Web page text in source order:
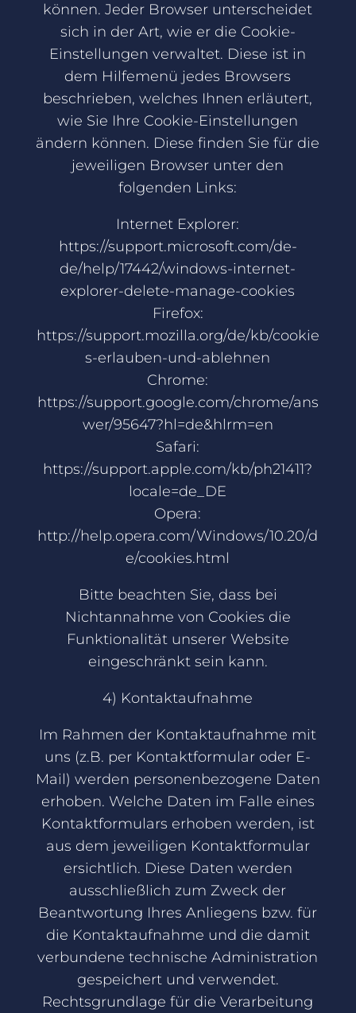
können. Jeder Browser unterscheidet
sich in der Art, wie er die Cookie-
Einstellungen verwaltet. Diese ist in
dem Hilfemenü jedes Browsers
beschrieben, welches Ihnen erläutert,
wie Sie Ihre Cookie-Einstellungen
ändern können. Diese finden Sie für die
jeweiligen Browser unter den
folgenden Links:
Internet Explorer:
https://support.microsoft.com/de-
de/help/17442/windows-internet-
explorer-delete-manage-cookies
Firefox:
https://support.mozilla.org/de/kb/cookie
s-erlauben-und-ablehnen
Chrome:
https://support.google.com/chrome/ans
wer/95647?hl=de&hlrm=en
Safari:
https://support.apple.com/kb/ph21411?
locale=de_DE
Opera:
http://help.opera.com/Windows/10.20/d
e/cookies.html
Bitte beachten Sie, dass bei
Nichtannahme von Cookies die
Funktionalität unserer Website
eingeschränkt sein kann.
4) Kontaktaufnahme
Im Rahmen der Kontaktaufnahme mit
uns (z.B. per Kontaktformular oder E-
Mail) werden personenbezogene Daten
erhoben. Welche Daten im Falle eines
Kontaktformulars erhoben werden, ist
aus dem jeweiligen Kontaktformular
ersichtlich. Diese Daten werden
ausschließlich zum Zweck der
Beantwortung Ihres Anliegens bzw. für
die Kontaktaufnahme und die damit
verbundene technische Administration
gespeichert und verwendet.
Rechtsgrundlage für die Verarbeitung